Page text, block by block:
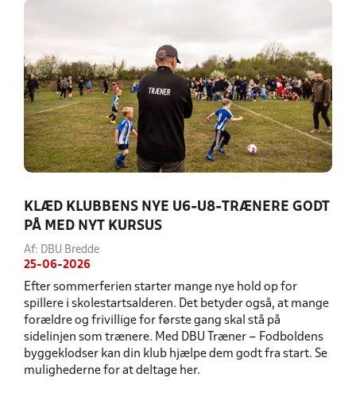
KLÆD KLUBBENS NYE U6-U8-TRÆNERE GODT
PÅ MED NYT KURSUS
Af: DBU Bredde
25-06-2026
Efter sommerferien starter mange nye hold op for
spillere i skolestartsalderen. Det betyder også, at mange
forældre og frivillige for første gang skal stå på
sidelinjen som trænere. Med DBU Træner – Fodboldens
byggeklodser kan din klub hjælpe dem godt fra start. Se
mulighederne for at deltage her.